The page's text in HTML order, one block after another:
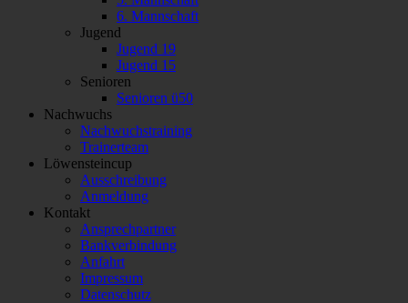
6. Mannschaft
Jugend
Jugend 19
Jugend 15
Senioren
Senioren ü50
Nachwuchs
Nachwuchstraining
Trainerteam
Löwensteincup
Ausschreibung
Anmeldung
Kontakt
Ansprechpartner
Bankverbindung
Anfahrt
Impressum
Datenschutz